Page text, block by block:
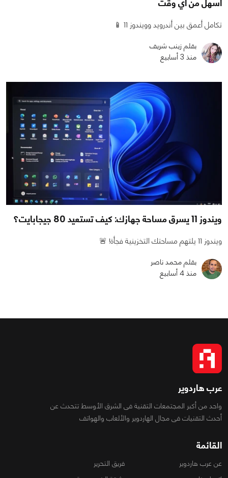
أسهل من أي وقت
تكامل أعمق بين أندرويد وويندوز 11 📱
بقلم زينب شريف
منذ 3 أسابيع
ويندوز 11 يسرق مساحة جهازك: كيف تستعيد 80 جيجابايت؟
ويندوز 11 يلتهم مساحتك التخزينية فجأة! 🚨
بقلم محمد ناصر
منذ 4 أسابيع
عرب هاردوير
واحد من أكبر المجتمعات التقنية فى الشرق الأوسط تتحدث عن
أحدث التقنيات فى مجال الهاردوير والألعاب والهواتف
القائمة
عن عرب هاردوير
فريق التحرير